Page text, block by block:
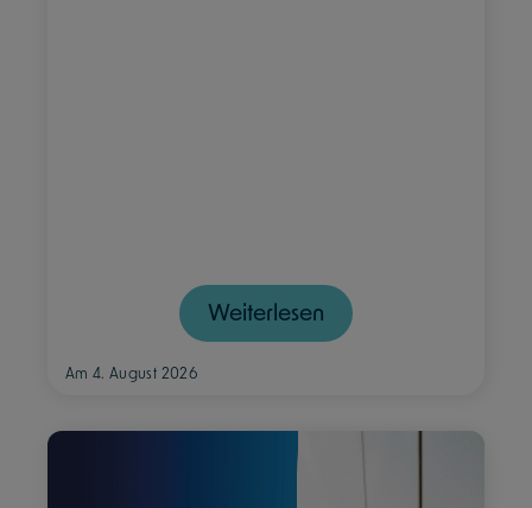
Weiterlesen
Am 4. August 2026